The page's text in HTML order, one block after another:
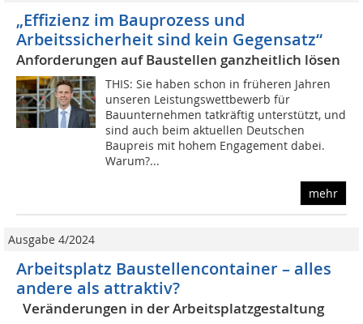
„Effizienz im Bauprozess und
Arbeitssicherheit sind kein Gegensatz“
Anforderungen auf Baustellen ganzheitlich lösen
THIS: Sie haben schon in früheren Jahren
unseren Leistungswettbewerb für
Bauunternehmen tatkräftig unterstützt, und
sind auch beim aktuellen Deutschen
Baupreis mit hohem Engagement dabei.
Warum?...
mehr
Ausgabe 4/2024
Arbeitsplatz Baustellencontainer – alles
andere als attraktiv?
Veränderungen in der Arbeitsplatzgestaltung